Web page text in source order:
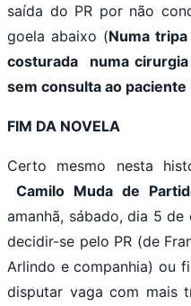
saída do PR por não
goela abaixo (Numa
costurada numa
sem consulta ao paciente
FIM DA NOVELA
Certo mesmo nesta
Camilo Muda de
amanhã, sábado, dia 5
decidir-se pelo PR (de
Arlindo e companhia) ou
disputar vaga com mais